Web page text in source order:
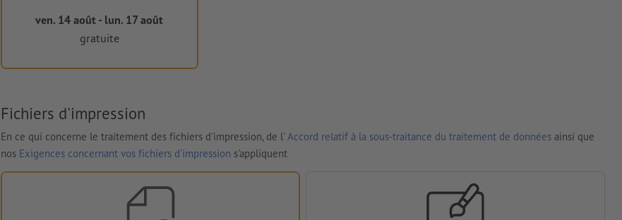
ven. 14 août - lun. 17 août
gratuite
Fichiers d'impression
En ce qui concerne le traitement des fichiers d'impression, de l'Accord relatif à la sous-traitance du traitement de données ainsi que
nos Exigences concernant vos fichiers d'impression s'appliquent